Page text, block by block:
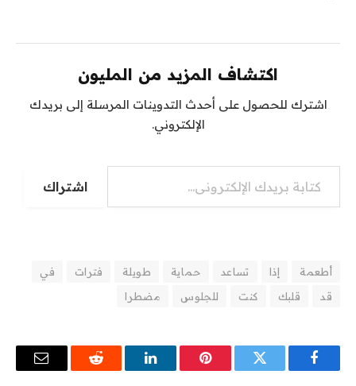
اكتشاف المزيد من المليون
اشترك للحصول على أحدث التدوينات المرسلة إلى بريدك
الإلكتروني.
كتابة بريدك الإلكتروني...
اشتراك
أطعمة إذا تساعد حماية طويلة فترات
في
قد
قلبك كنت للجلوس مضطرا
فيسبوك تويتر بينتيريستلينكدإن رديت البريد